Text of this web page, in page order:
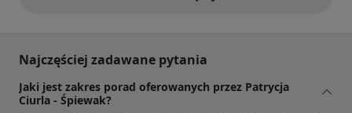
Najczęściej zadawane pytania
Jaki jest zakres porad oferowanych przez Patrycja
Ciurla - Śpiewak?